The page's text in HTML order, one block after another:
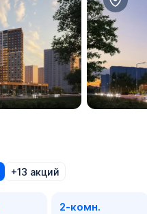
+13 акций
2-комн.